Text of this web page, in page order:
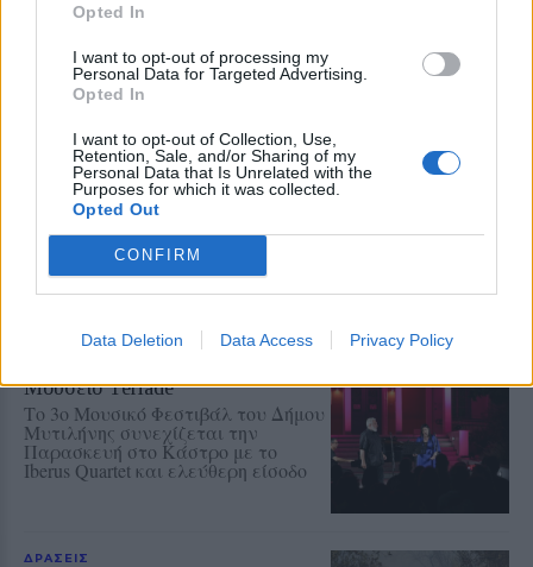
Opted In
I want to opt-out of processing my
Personal Data for Targeted Advertising.
Opted In
I want to opt-out of Collection, Use,
Retention, Sale, and/or Sharing of my
Personal Data that Is Unrelated with the
Purposes for which it was collected.
Opted Out
CONFIRM
Data Deletion Data Access Privacy Policy
πανηγυρική Θεία Λειτουργία και
Η Λευκή Νύχτα γέμισε ζωή την
αγορά του Πλωμαρίου
Μουσική, χορός και αυξημένη
κίνηση στη δεύτερη διοργάνωση
του Εμπορικού Συλλόγου
Πλωμαρίου
ΜΟΥΣΙΚΗ
Μουσείο Teriade
Το 3ο Μουσικό Φεστιβάλ του Δήμου
Μυτιλήνης συνεχίζεται την
Παρασκευή στο Κάστρο με το
Iberus Quartet και ελεύθερη είσοδο
ΔΡΑΣΕΙΣ